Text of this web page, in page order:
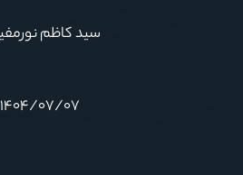
سید کاظم
۱۴۰۴/۰۷/۰۷